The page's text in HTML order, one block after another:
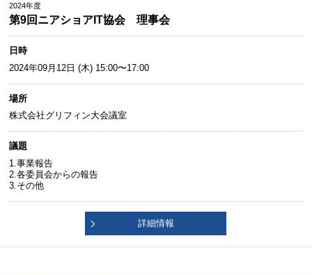
2024年度
第9回ニアショアIT協会 理事会
日時
2024年09月12日 (木) 15:00〜17:00
場所
株式会社グリフィン大会議室
議題
1.事業報告
2.各委員会からの報告
3.その他
詳細情報